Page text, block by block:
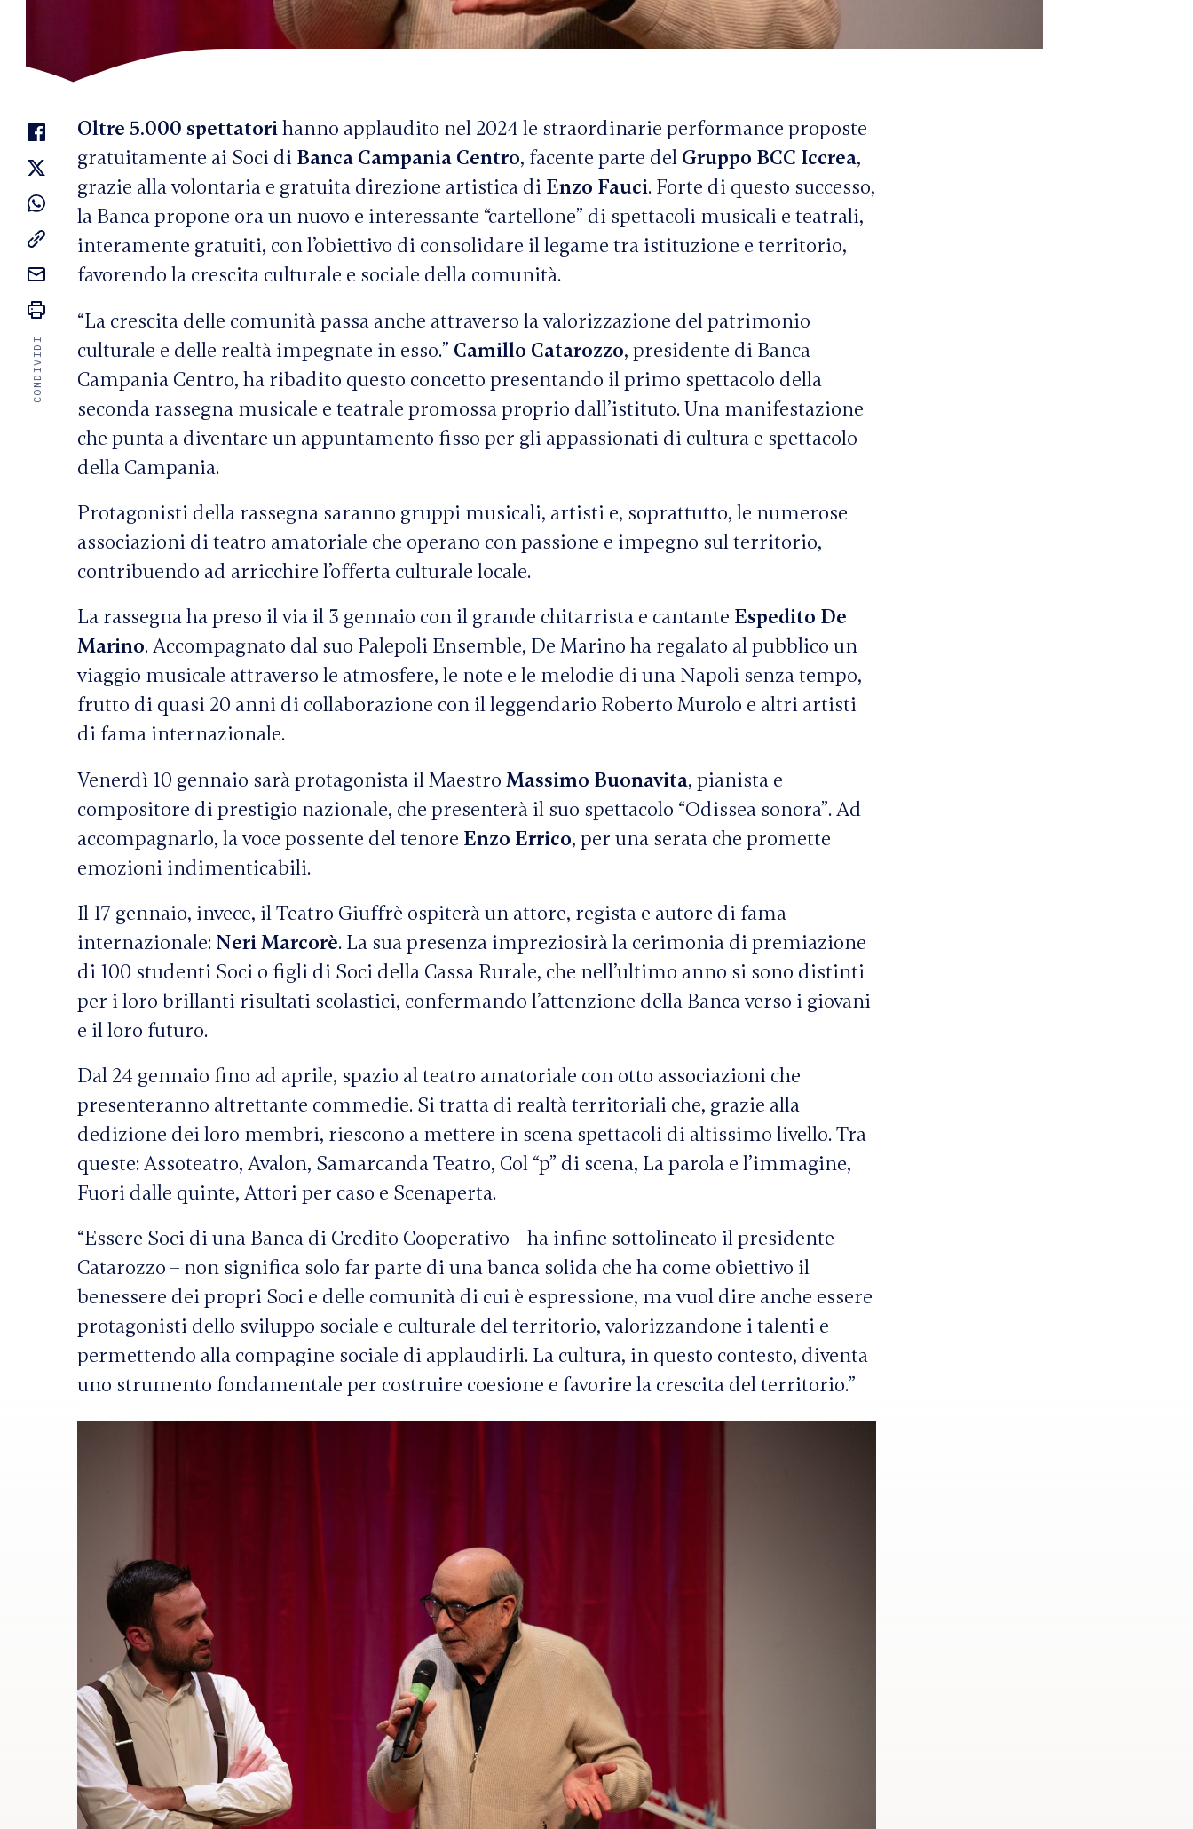
Oltre 5.000 spettatorihanno applaudito nel 2024 le straordinarie performance proposte
gratuitamente ai Soci di Banca Campania Centro, facente parte del Gruppo BCC Iccrea,
grazie alla volontaria e gratuita direzione artistica di Enzo Fauci. Forte di questo successo,
la Banca propone ora un nuovo e interessante “cartellone” di spettacoli musicali e teatrali,
interamente gratuiti, con l’obiettivo di consolidare il legame tra istituzione e territorio,
favorendo la crescita culturale e sociale della comunità.
“La crescita delle comunità passa anche attraverso la valorizzazione del patrimonio
culturale e delle realtà impegnate in esso.” Camillo Catarozzo, presidente di Banca
Campania Centro, ha ribadito questo concetto presentando il primo spettacolo della
seconda rassegna musicale e teatrale promossa proprio dall’istituto. Una manifestazione
che punta a diventare un appuntamento fisso per gli appassionati di cultura e spettacolo
della Campania.
Protagonisti della rassegna saranno gruppi musicali, artisti e, soprattutto, le numerose
associazioni di teatro amatoriale che operano con passione e impegno sul territorio,
contribuendo ad arricchire l’offerta culturale locale.
La rassegna ha preso il via il 3 gennaio con il grande chitarrista e cantante Espedito De
Marino. Accompagnato dal suo Palepoli Ensemble, De Marino ha regalato al pubblico un
viaggio musicale attraverso le atmosfere, le note e le melodie di una Napoli senza tempo,
frutto di quasi 20 anni di collaborazione con il leggendario Roberto Murolo e altri artisti
di fama internazionale.
Venerdì 10 gennaio sarà protagonista il Maestro Massimo Buonavita, pianista e
compositore di prestigio nazionale, che presenterà il suo spettacolo “Odissea sonora”. Ad
accompagnarlo, la voce possente del tenore Enzo Errico, per una serata che promette
emozioni indimenticabili.
Il 17 gennaio, invece, il Teatro Giuffrè ospiterà un attore, regista e autore di fama
internazionale: Neri Marcorè. La sua presenza impreziosirà la cerimonia di premiazione
di 100 studenti Soci o figli di Soci della Cassa Rurale, che nell’ultimo anno si sono distinti
per i loro brillanti risultati scolastici, confermando l’attenzione della Banca verso i giovani
e il loro futuro.
Dal 24 gennaio fino ad aprile, spazio al teatro amatoriale con otto associazioni che
presenteranno altrettante commedie. Si tratta di realtà territoriali che, grazie alla
dedizione dei loro membri, riescono a mettere in scena spettacoli di altissimo livello. Tra
queste: Assoteatro, Avalon, Samarcanda Teatro, Col “p” di scena, La parola e l’immagine,
Fuori dalle quinte, Attori per caso e Scenaperta.
“Essere Soci di una Banca di Credito Cooperativo – ha infine sottolineato il presidente
Catarozzo – non significa solo far parte di una banca solida che ha come obiettivo il
benessere dei propri Soci e delle comunità di cui è espressione, ma vuol dire anche essere
protagonisti dello sviluppo sociale e culturale del territorio, valorizzandone i talenti e
permettendo alla compagine sociale di applaudirli. La cultura, in questo contesto, diventa
uno strumento fondamentale per costruire coesione e favorire la crescita del territorio.”
CONDIVIDI